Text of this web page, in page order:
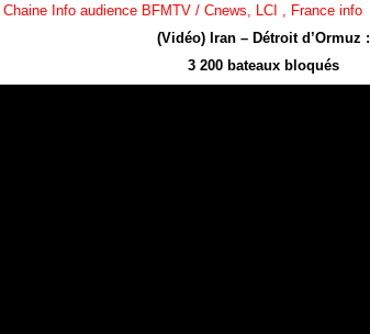
Chaine Info audience BFMTV / Cnews, LCI , France info
(Vidéo) Iran – Détroit d’Ormuz :
3 200 bateaux bloqués